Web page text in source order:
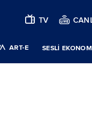
TV
ART-E SESLİ